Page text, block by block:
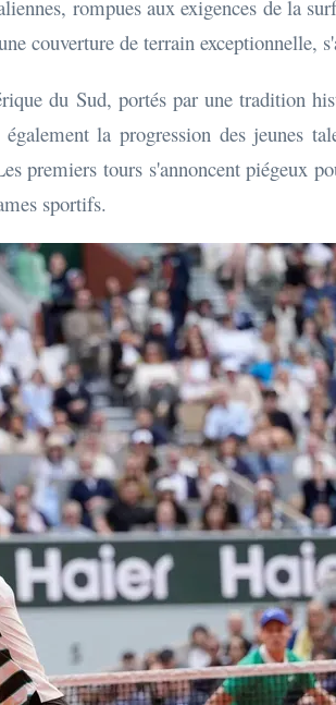
rompues aux exigences de la
couverture de terrain exceptionnelle,
du Sud, portés par une tradition
la progression des jeunes
premiers tours s'annoncent piégeux
sportifs.